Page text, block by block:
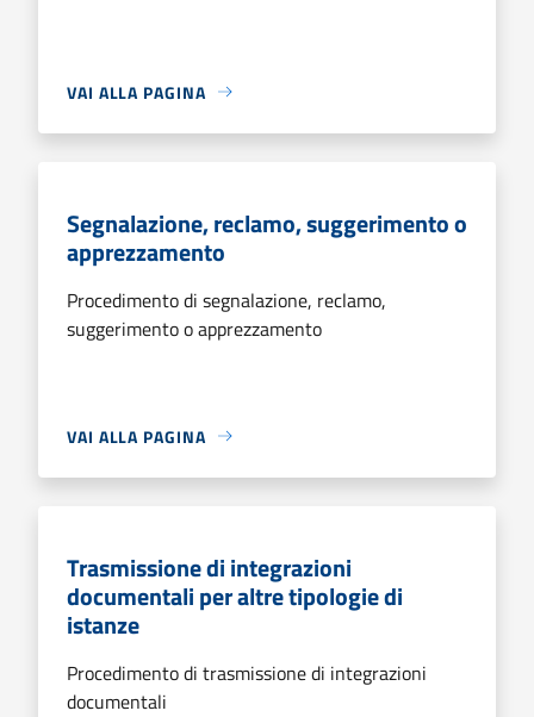
VAI ALLA PAGINA
Segnalazione, reclamo, suggerimento o
apprezzamento
Procedimento di segnalazione, reclamo,
suggerimento o apprezzamento
VAI ALLA PAGINA
Trasmissione di integrazioni
documentali per altre tipologie di
istanze
Procedimento di trasmissione di integrazioni
documentali